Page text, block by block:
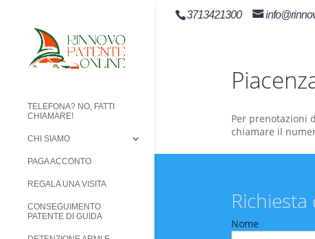
3713421300
TELEFONA? NO, FATTI
CHIAMARE!
CHI SIAMO
PAGA ACCONTO
REGALA UNA VISITA
CONSEGUIMENTO
PATENTE DI GUIDA
Per prenotazioni
chiamare il
Nome